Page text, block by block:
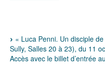
« Luca Penni. Un disciple
Sully, Salles 20 à 23), du 11
Accès avec le billet d’entrée